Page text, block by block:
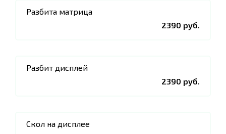
Разбита матрица
2390 руб.
Разбит дисплей
2390 руб.
Скол на дисплее